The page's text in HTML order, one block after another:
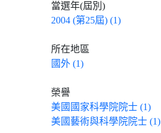
當選年(屆別)
2004 (第25屆) (1)
所在地區
國外 (1)
榮譽
美國國家科學院院士 (1)
美國藝術與科學院院士 (1)